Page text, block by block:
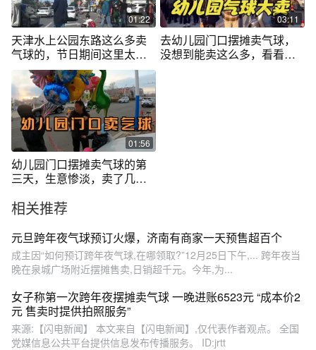
01:22
天津水上公园东路这么多卖
气球的，节日期间这里太热
闹了
03:11
去幼儿园门口摆摊卖气球，
没想到能卖这么多，看看赚
01:56
幼儿园门口摆摊卖气球的第
三天，生意惨淡，卖了几
相关推荐
元旦跨年夜气球预订火爆，济南有商家一天预售超百个
成主因“如何预订跨年夜气球,在哪领取?”12月25日下午,... 跨年夜当
晚在泉城广场附近摆摊售卖,日销超千元。今年,为...
女子称第一次跨年夜摆摊卖气球 一晚进账6523元 “成本价2
元 售卖时提供拍照服务”
来源:【闪电新闻】 本文来自【闪电新闻】,仅代表作者观点。 全国
党媒信息公共平台提供信息发布传播服务。 ID:jrtt